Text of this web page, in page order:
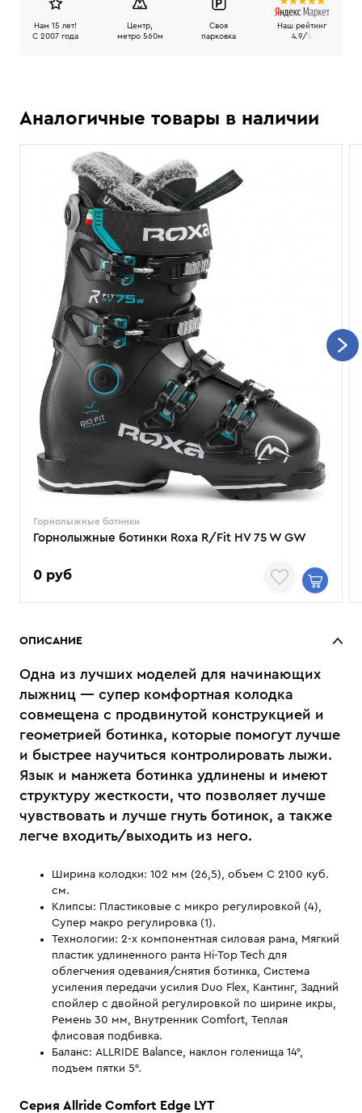
Нам 15 лет!
C 2007 года
Центр,
метро 560м
Своя
парковка
Наш рейтинг
4.9/5
Аналогичные товары в наличии
Горнолыжные ботинки
Горнолыжные ботинки Roxa R/Fit HV 75 W GW
0 руб
ОПИСАНИЕ
Одна из лучших моделей для начинающих
лыжниц — супер комфортная колодка
совмещена с продвинутой конструкцией и
геометрией ботинка, которые помогут лучше
и быстрее научиться контролировать лыжи.
Язык и манжета ботинка удлинены и имеют
структуру жесткости, что позволяет лучше
чувствовать и лучше гнуть ботинок, а также
легче входить/выходить из него.
Ширина колодки: 102 мм (26,5), объем C 2100 куб.
см.
Клипсы: Пластиковые с микро регулировкой (4),
Супер макро регулировка (1).
Технологии: 2-х компонентная силовая рама, Мягкий
пластик удлиненного ранта Hi-Top Tech для
облегчения одевания/снятия ботинка, Система
усиления передачи усилия Duo Flex, Кантинг, Задний
спойлер с двойной регулировкой по ширине икры,
Ремень 30 мм, Внутренник Comfort, Теплая
флисовая подбивка.
Баланс: ALLRIDE Balance, наклон голенища 14°,
подъем пятки 5°.
Серия Allride Comfort Edge LYT